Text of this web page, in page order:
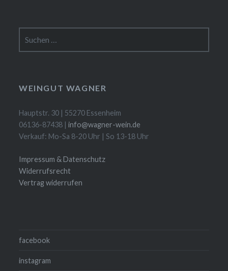
nach:
WEINGUT WAGNER
Hauptstr. 30 | 55270 Essenheim
06136-87438 |info@wagner-wein.de
Verkauf: Mo-Sa 8-20 Uhr | So 13-18 Uhr
Impressum & Datenschutz
Widerrufsrecht
Vertrag widerrufen
facebook
instagram